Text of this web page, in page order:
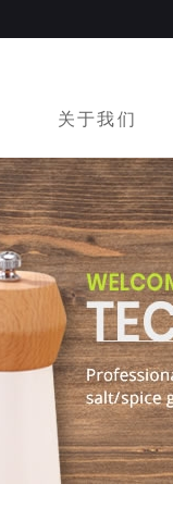
关于我们